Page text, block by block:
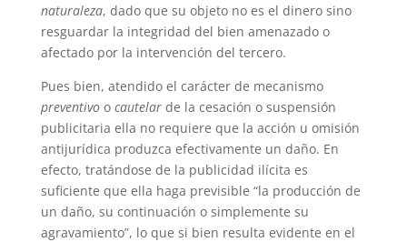
naturaleza, dado que su objeto no es el dinero sino
resguardar la integridad del bien amenazado o
afectado por la intervención del tercero.
Pues bien, atendido el carácter de mecanismo
preventivoo cautelarde la cesación o suspensión
publicitaria ella no requiere que la acción u omisión
antijurídica produzca efectivamente un daño. En
efecto, tratándose de la publicidad ilícita es
suficiente que ella haga previsible “la producción de
un daño, su continuación o simplemente su
agravamiento”, lo que si bien resulta evidente en el